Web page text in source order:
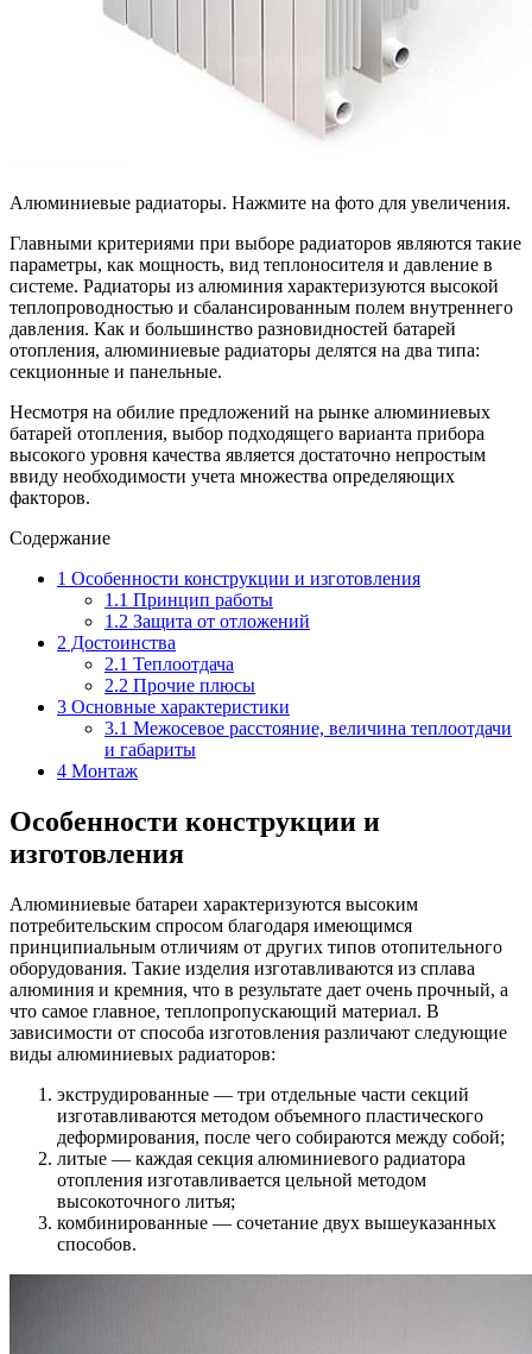
Алюминиевые радиаторы. Нажмите на фото для увеличения.
Главными критериями при выборе радиаторов являются такие
параметры, как мощность, вид теплоносителя и давление в
системе. Радиаторы из алюминия характеризуются высокой
теплопроводностью и сбалансированным полем внутреннего
давления. Как и большинство разновидностей батарей
отопления, алюминиевые радиаторы делятся на два типа:
секционные и панельные.
Несмотря на обилие предложений на рынке алюминиевых
батарей отопления, выбор подходящего варианта прибора
высокого уровня качества является достаточно непростым
ввиду необходимости учета множества определяющих
факторов.
Содержание
1 Особенности конструкции и изготовления
1.1 Принцип работы
1.2 Защита от отложений
2 Достоинства
2.1 Теплоотдача
2.2 Прочие плюсы
3 Основные характеристики
3.1 Межосевое расстояние, величина теплоотдачи
и габариты
4 Монтаж
Особенности конструкции и
изготовления
Алюминиевые батареи характеризуются высоким
потребительским спросом благодаря имеющимся
принципиальным отличиям от других типов отопительного
оборудования. Такие изделия изготавливаются из сплава
алюминия и кремния, что в результате дает очень прочный, а
что самое главное, теплопропускающий материал. В
зависимости от способа изготовления различают следующие
виды алюминиевых радиаторов:
экструдированные — три отдельные части секций
изготавливаются методом объемного пластического
деформирования, после чего собираются между собой;
литые — каждая секция алюминиевого радиатора
отопления изготавливается цельной методом
высокоточного литья;
комбинированные — сочетание двух вышеуказанных
способов.